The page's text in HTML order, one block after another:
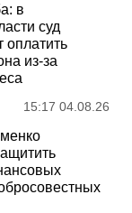
в
суд
оплатить
из-за
15:17 04.08.26